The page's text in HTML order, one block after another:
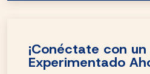
¡Conéctate con
Experimentado